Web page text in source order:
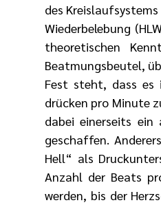
des
Wiederbelebung
theoretischen
Beatmungsbeutel,
Fest steht, dass
drücken pro Minute
dabei einerseits
geschaffen.
Hell“ als
Anzahl der Beats
werden, bis der